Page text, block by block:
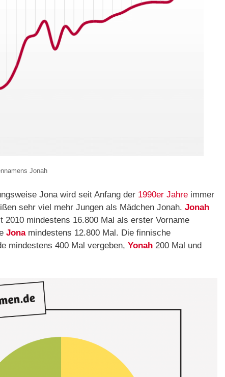
Jonah
Jona wird seit Anfang der 1990er Jahre immer
sehr viel mehr Jungen als Mädchen Jonah. Jonah
2010 mindestens 16.800 Mal als erster Vorname
Jonamindestens 12.800 Mal. Die finnische
mindestens 400 Mal vergeben, Yonah 200 Mal und